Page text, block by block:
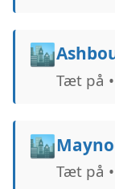
🏙️
Tæt på
🏙️
Tæt på